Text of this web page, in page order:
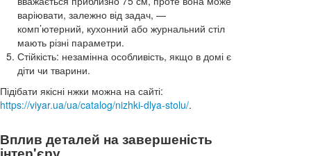
варіювати, залежно від задач, —
комп’ютерний, кухонний або журнальний стіл
мають різні параметри.
Стійкість: незамінна особливість, якщо в домі є
діти чи тварини.
Підібати якісні нжки можна на сайті:
https://viyar.ua/ua/catalog/nizhki-dlya-stolu/.
Вплив деталей на завершеність